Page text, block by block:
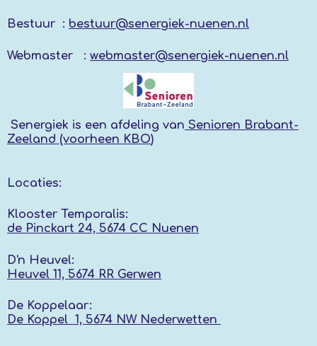
Bestuur : bestuur@senergiek-nuenen.nl
Webmaster : webmaster@senergiek-nuenen.nl
Senergiek is een afdeling van Senioren Brabant-
Zeeland (voorheen KBO)
Locaties:
Klooster Temporalis:
de Pinckart 24, 5674 CC Nuenen
D'n Heuvel:
Heuvel 11, 5674 RR Gerwen
De Koppelaar:
De Koppel 1, 5674 NW Nederwetten